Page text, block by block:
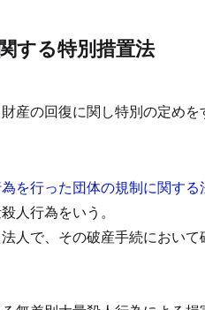
する特別措置法
産の回復に関し特別の定め
を行った団体の規制に関す
人行為をいう。
人で、その破産手続におい